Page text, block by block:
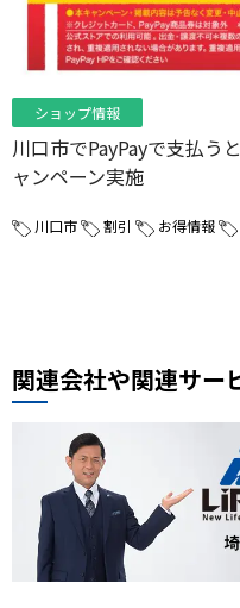
ショップ情報
川口市でPayPayで支払う
ャンペーン実施
川口市 割引 お得情報
関連会社や関連サー